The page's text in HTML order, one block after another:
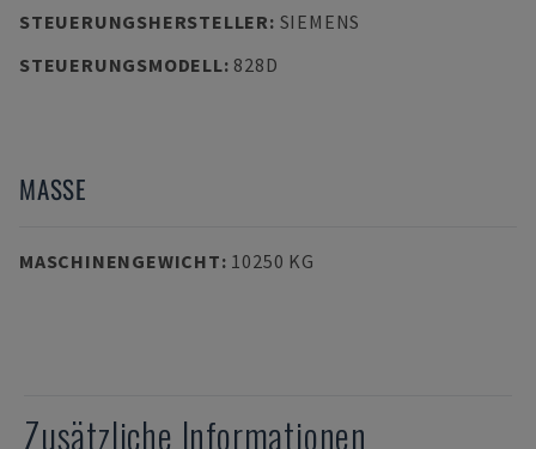
STEUERUNGSHERSTELLER: SIEMENS
STEUERUNGSMODELL: 828D
MASSE
MASCHINENGEWICHT: 10250 KG
Zusätzliche Informationen